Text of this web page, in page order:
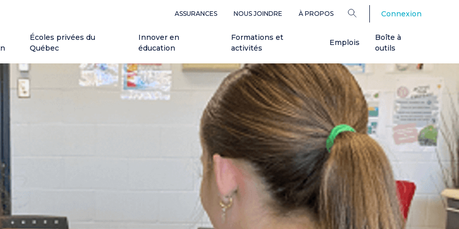
ASSURANCES NOUS JOINDRE À PROPOS Connexion
Écoles privées du
Québec
Innover en
éducation
Formations et
activités
Emplois
Boîte à
outils